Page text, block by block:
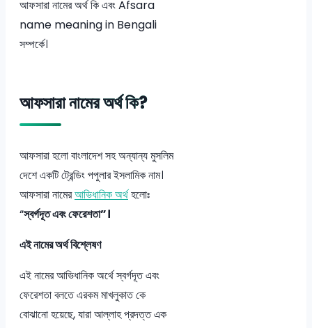
আফসারা নামের অর্থ কি এবং Afsara
name meaning in Bengali
সম্পর্কে।
আফসারা নামের অর্থ কি?
আফসারা হলো বাংলাদেশ সহ অন্যান্য মুসলিম
দেশে একটি ট্রেন্ডিং পপুলার ইসলামিক নাম।
আফসারা নামেরআভিধানিক অর্থহলোঃ
“স্বর্গদূত এবং ফেরেশতা”।
এই নামের অর্থ বিশ্লেষণ
এই নামের আভিধানিক অর্থে স্বর্গদূত এবং
ফেরেশতা বলতে এরকম মাখলুকাত কে
বোঝানো হয়েছে, যারা আল্লাহ প্রদত্ত এক